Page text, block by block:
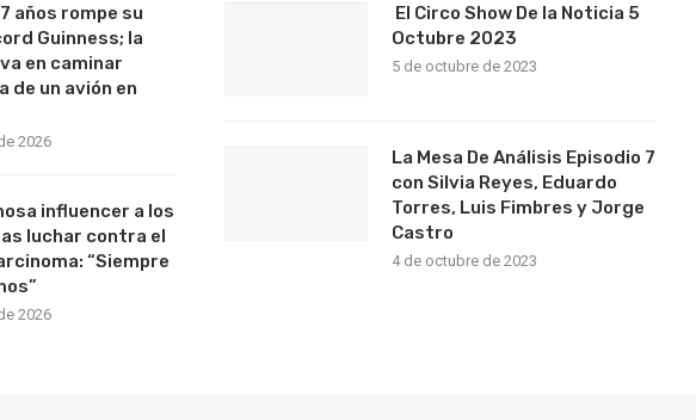
años rompe su
Guinness; la
en caminar
de un avión en
2026
influencer a los
luchar contra el
“Siempre
2026
El Circo Show De la Noticia 5
Octubre 2023
5 de octubre de 2023
La Mesa De Análisis Episodio 7
con Silvia Reyes, Eduardo
Torres, Luis Fimbres y Jorge
Castro
4 de octubre de 2023